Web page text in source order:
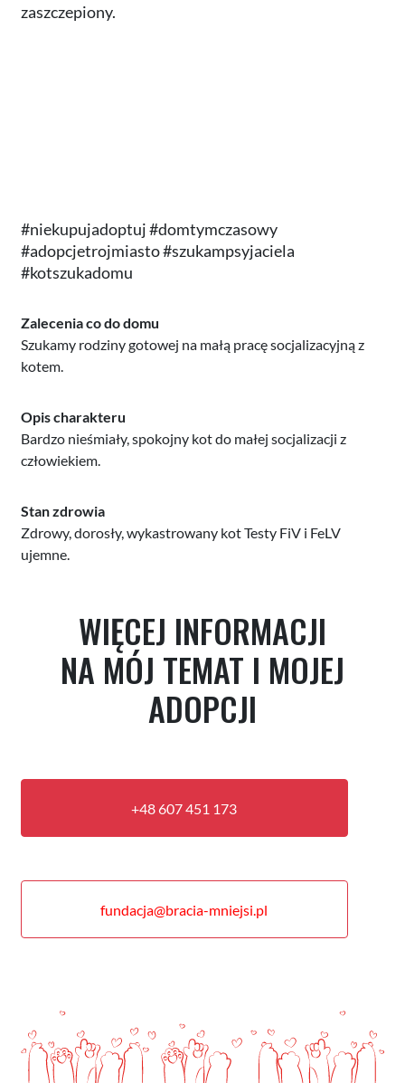
zaszczepiony.
#niekupujadoptuj #domtymczasowy
#adopcjetrojmiasto #szukampsyjaciela
#kotszukadomu
Zalecenia co do domu
Szukamy rodziny gotowej na małą pracę socjalizacyjną z
kotem.
Opis charakteru
Bardzo nieśmiały, spokojny kot do małej socjalizacji z
człowiekiem.
Stan zdrowia
Zdrowy, dorosły, wykastrowany kot Testy FiV i FeLV
ujemne.
WIĘCEJ INFORMACJI
NA MÓJ TEMAT I MOJEJ
ADOPCJI
+48 607 451 173
fundacja@bracia-mniejsi.pl